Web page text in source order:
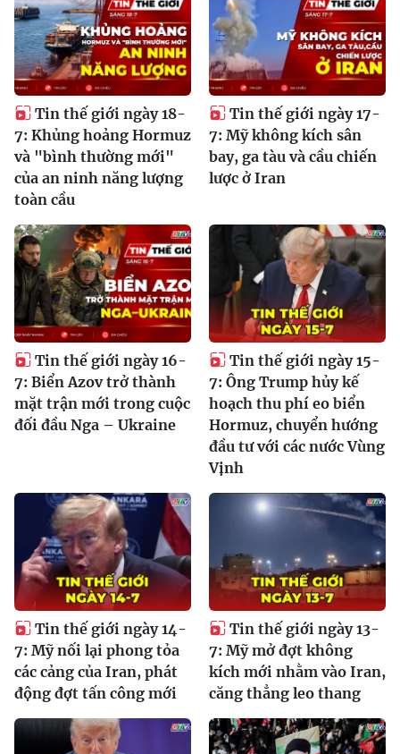
Tin thế giới ngày 18-
7: Khủng hoảng Hormuz
và "bình thường mới"
của an ninh năng lượng
toàn cầu
Tin thế giới ngày 17-
7: Mỹ không kích sân
bay, ga tàu và cầu chiến
lược ở Iran
Tin thế giới ngày 16-
7: Biển Azov trở thành
mặt trận mới trong cuộc
đối đầu Nga – Ukraine
Tin thế giới ngày 15-
7: Ông Trump hủy kế
hoạch thu phí eo biển
Hormuz, chuyển hướng
đầu tư với các nước Vùng
Vịnh
Tin thế giới ngày 14-
7: Mỹ nối lại phong tỏa
các cảng của Iran, phát
động đợt tấn công mới
Tin thế giới ngày 13-
7: Mỹ mở đợt không
kích mới nhằm vào Iran,
căng thẳng leo thang